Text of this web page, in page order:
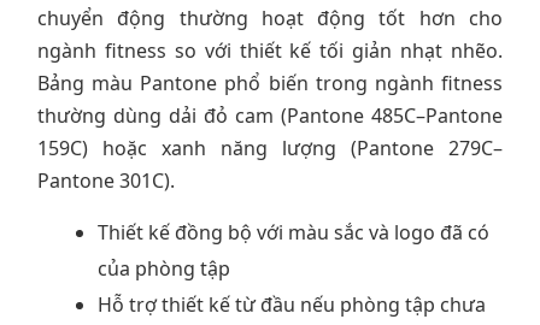
chuyển động thường hoạt động tốt hơn cho
ngành fitness so với thiết kế tối giản nhạt nhẽo.
Bảng màu Pantone phổ biến trong ngành fitness
thường dùng dải đỏ cam (Pantone 485C–Pantone
159C) hoặc xanh năng lượng (Pantone 279C–
Pantone 301C).
Thiết kế đồng bộ với màu sắc và logo đã có
của phòng tập
Hỗ trợ thiết kế từ đầu nếu phòng tập chưa